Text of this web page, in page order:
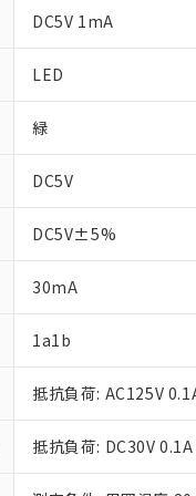
DC5V 1mA
LED
緑
DC5V
DC5V±5%
30mA
1a1b
抵抗負荷: AC125V
抵抗負荷: DC30V 0.1A
※1 対応状況
対応済み：EU
対応予定：EU
調査・確認中：